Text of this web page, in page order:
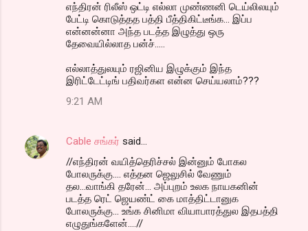
எந்திரன் ரிலீஸ் ஒட்டி எல்லா முண்ணனி டெய்லிலயும்
பேட்டி கொடுத்தத பத்தி பீத்திகிட்டீங்க... இப்ப
என்னன்னா அந்த படத்த இழுத்து ஒரு
தேவையில்லாத பன்ச்.....
எல்லாத்துலயும் ரஜினிய இழுக்கும் இந்த
இரிட்டேட்டிங் பதிவர்கள என்ன செய்யலாம்???
9:21 AM
Cable சங்கர் said…
//எந்திரன் வயித்தெரிச்சல் இன்னும் போகல
போலருக்கு.... எத்தன ஜெலுசில் வேணும்
தல...வாங்கி தரேன்... அப்புறம் உலக நாயகனின்
படத்த ரெட் ஜெயண்ட் கை மாத்திட்டானுக‌
போலருக்கு... உங்க சினிமா வியாபாரத்துல இதபத்தி
எழுதுங்களேன்....//